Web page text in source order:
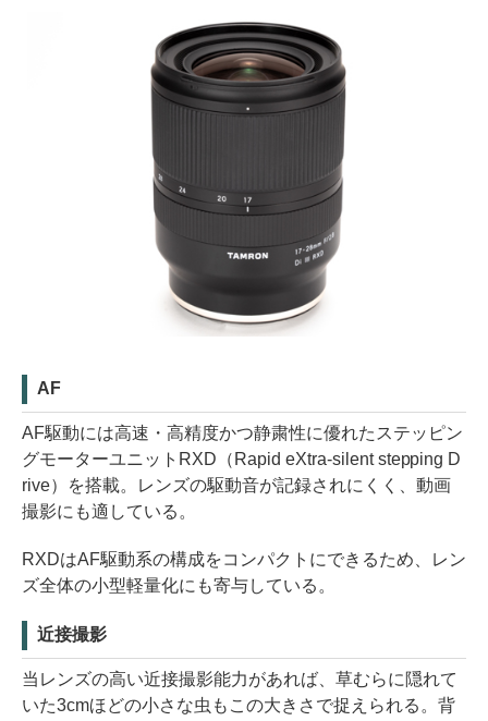
AF
AF駆動には高速・高精度かつ静粛性に優れたステッピン
グモーターユニットRXD（Rapid eXtra-silent stepping D
rive）を搭載。レンズの駆動音が記録されにくく、動画
撮影にも適している。
RXDはAF駆動系の構成をコンパクトにできるため、レン
ズ全体の小型軽量化にも寄与している。
近接撮影
当レンズの高い近接撮影能力があれば、草むらに隠れて
いた3cmほどの小さな虫もこの大きさで捉えられる。背